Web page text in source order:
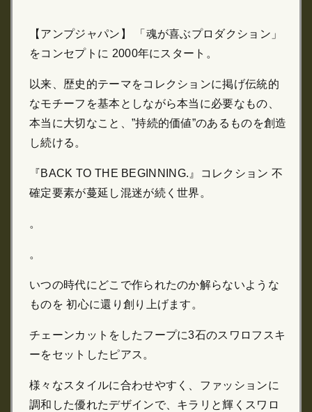
【アンプジャパン】 「魂が喜ぶプロダクション」
をコンセプトに 2000年にスタート。
以来、歴史的テーマをコレクションに掲げ伝統的
なモチーフを基本としながら本当に必要なもの、
本当に大切なこと、”持続的価値”のあるものを創造
し続ける。
『BACK TO THE BEGINNING.』コレクション 不
確定要素が蔓延し混迷が続く世界。
。
。
いつの時代にどこで作られたのか解らないような
ものを 初心に還り創り上げます。
チェーンカットをしたフープに3石のスワロフスキ
ーをセットしたピアス。
様々なスタイルに合わせやすく、ファッションに
調和した優れたデザインで、キラリと輝くスワロ